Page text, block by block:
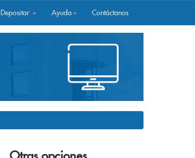
Depositar Ayuda Contáctanos